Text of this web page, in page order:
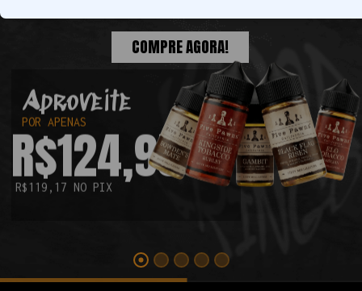
R$124,95
POR APENAS
Aproveite
COMPRE AGORA!